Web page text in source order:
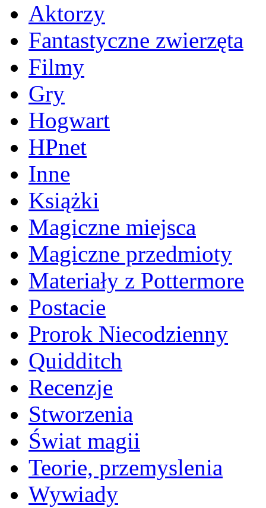
Aktorzy
Fantastyczne zwierzęta
Filmy
Gry
Hogwart
HPnet
Inne
Książki
Magiczne miejsca
Magiczne przedmioty
Materiały z Pottermore
Postacie
Prorok Niecodzienny
Quidditch
Recenzje
Stworzenia
Świat magii
Teorie, przemyslenia
Wywiady